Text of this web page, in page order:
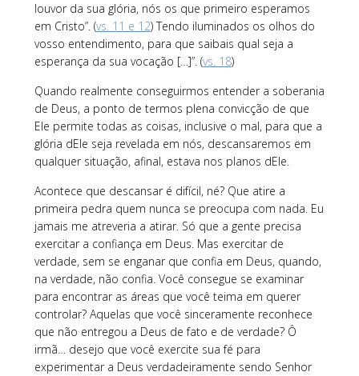
louvor da sua glória, nós os que primeiro esperamos
em Cristo”. (vs. 11 e 12) Tendo iluminados os olhos do
vosso entendimento, para que saibais qual seja a
esperança da sua vocação […]”. (vs. 18)
Quando realmente conseguirmos entender a soberania
de Deus, a ponto de termos plena convicção de que
Ele permite todas as coisas, inclusive o mal, para que a
glória dEle seja revelada em nós, descansaremos em
qualquer situação, afinal, estava nos planos dEle.
Acontece que descansar é difícil, né? Que atire a
primeira pedra quem nunca se preocupa com nada. Eu
jamais me atreveria a atirar. Só que a gente precisa
exercitar a confiança em Deus. Mas exercitar de
verdade, sem se enganar que confia em Deus, quando,
na verdade, não confia. Você consegue se examinar
para encontrar as áreas que você teima em querer
controlar? Aquelas que você sinceramente reconhece
que não entregou a Deus de fato e de verdade? Ô
irmã… desejo que você exercite sua fé para
experimentar a Deus verdadeiramente sendo Senhor